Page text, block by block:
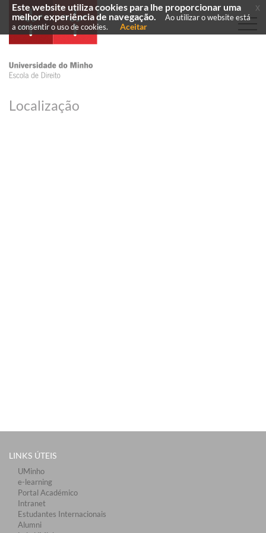
Localização
LINKS ÚTEIS​
UMinho
e-learning
Portal Académico
Intranet
Estudantes Inter​​nacionais
Alumni
Este website utiliza cookies para lhe proporcionar uma
melhor experiência de navegação.
Ao utilizar o website está
a consentir o uso de cookies.
Aceitar
x